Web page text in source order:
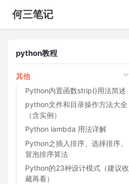
何三笔记
python教程
其他
Python内置函数strip()用法简述
python文件和目录操作方法大全
（含实例）
Python lambda 用法详解
Python之插入排序、选择排序、
冒泡排序算法
Python的23种设计模式（建议收
藏再看）